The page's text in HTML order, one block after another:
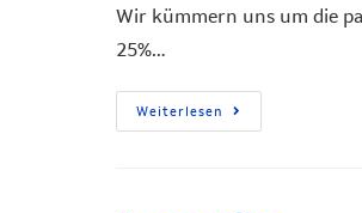
Wir kümmern uns um die
25%…
Weiterlesen